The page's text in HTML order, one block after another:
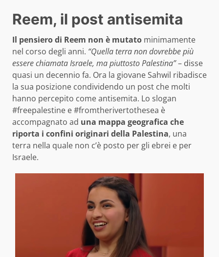
Reem, il post antisemita
Il pensiero di Reem non è mutato minimamente
nel corso degli anni. “Quella terra non dovrebbe più
essere chiamata Israele, ma piuttosto Palestina”– disse
quasi un decennio fa. Ora la giovane Sahwil ribadisce
la sua posizione condividendo un post che molti
hanno percepito come antisemita. Lo slogan
#freepalestine e #fromtherivertothesea è
accompagnato ad una mappa geografica che
riporta i confini originari della Palestina, una
terra nella quale non c’è posto per gli ebrei e per
Israele.